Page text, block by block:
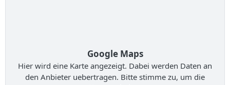
Google Maps
Hier wird eine Karte angezeigt. Dabei werden Daten an
den Anbieter uebertragen. Bitte stimme zu, um die